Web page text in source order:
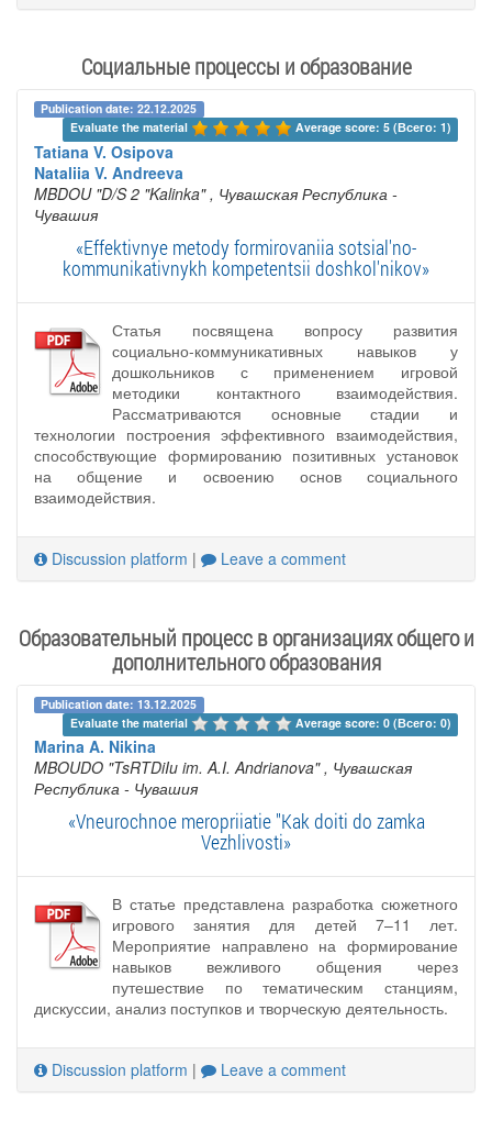
Социальные процессы и образование
Publication date: 22.12.2025
Evaluate the material
Average score: 5 (Всего: 1)
Tatiana V. Osipova
Nataliia V. Andreeva
MBDOU "D/S 2 "Kalinka" , Чувашская Республика -
Чувашия
«Effektivnye metody formirovaniia sotsial'no-
kommunikativnykh kompetentsii doshkol'nikov»
Статья посвящена вопросу развития
социально-коммуникативных навыков у
дошкольников с применением игровой
методики контактного взаимодействия.
Рассматриваются основные стадии и
технологии построения эффективного взаимодействия,
способствующие формированию позитивных установок
на общение и освоению основ социального
взаимодействия.
Discussion platform | Leave a comment
Образовательный процесс в организациях общего и
дополнительного образования
Publication date: 13.12.2025
Evaluate the material
Average score: 0 (Всего: 0)
Marina A. Nikina
MBOUDO "TsRTDiIu im. A.I. Andrianova" , Чувашская
Республика - Чувашия
«Vneurochnoe meropriiatie "Kak doiti do zamka
Vezhlivosti»
В статье представлена разработка сюжетного
игрового занятия для детей 7–11 лет.
Мероприятие направлено на формирование
навыков вежливого общения через
путешествие по тематическим станциям,
дискуссии, анализ поступков и творческую деятельность.
Discussion platform | Leave a comment